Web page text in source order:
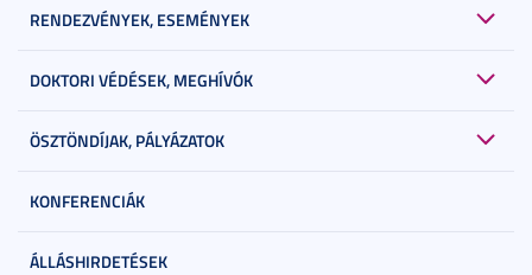
RENDEZVÉNYEK, ESEMÉNYEK
DOKTORI VÉDÉSEK, MEGHÍVÓK
ÖSZTÖNDÍJAK, PÁLYÁZATOK
KONFERENCIÁK
ÁLLÁSHIRDETÉSEK